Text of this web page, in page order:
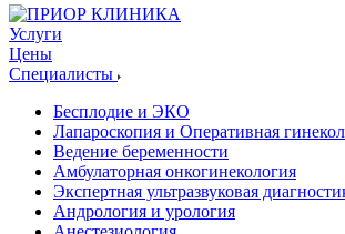
Услуги
Цены
Специалисты
Бесплодие и ЭКО
Лапароскопия и Оперативная
Ведение беременности
Амбулаторная онкогинекология
Экспертная ультразвуковая
Андрология и урология